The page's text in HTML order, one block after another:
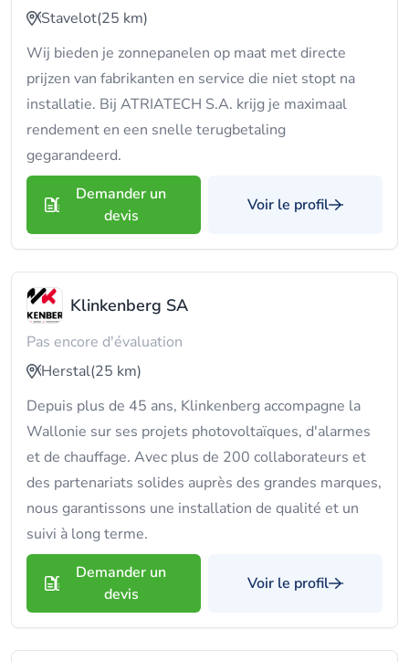
Stavelot(25 km)
Wij bieden je zonnepanelen op maat met directe
prijzen van fabrikanten en service die niet stopt na
installatie. Bij ATRIATECH S.A. krijg je maximaal
rendement en een snelle terugbetaling
gegarandeerd.
Demander un
devis
Voir le profil
Klinkenberg SA
Pas encore d'évaluation
Herstal(25 km)
Depuis plus de 45 ans, Klinkenberg accompagne la
Wallonie sur ses projets photovoltaïques, d'alarmes
et de chauffage. Avec plus de 200 collaborateurs et
des partenariats solides auprès des grandes marques,
nous garantissons une installation de qualité et un
suivi à long terme.
Demander un
devis
Voir le profil